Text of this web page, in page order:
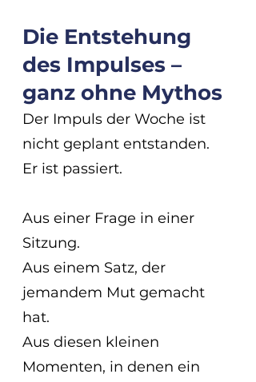
Die Entstehung
des Impulses –
ganz ohne Mythos
Der Impuls der Woche ist
nicht geplant entstanden.
Er ist passiert.
Aus einer Frage in einer
Sitzung.
Aus einem Satz, der
jemandem Mut gemacht
hat.
Aus diesen kleinen
Momenten, in denen ein